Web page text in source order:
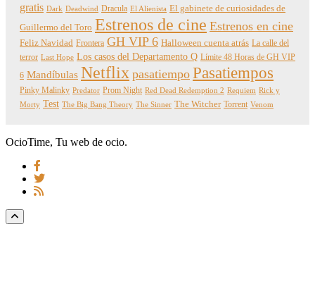
gratis Dark Deadwind Dracula El Alienista El gabinete de curiosidades de
Guillermo del Toro Estrenos de cine Estrenos en cine
Feliz Navidad Frontera GH VIP 6 Halloween cuenta atrás La calle del
terror Last Hope Los casos del Departamento Q Límite 48 Horas de GH VIP
6 Mandíbulas Netflix pasatiempo Pasatiempos
Pinky Malinky Predator Prom Night Red Dead Redemption 2 Requiem Rick y
Morty Test The Big Bang Theory The Sinner The Witcher Torrent Venom
OcioTime, Tu web de ocio.